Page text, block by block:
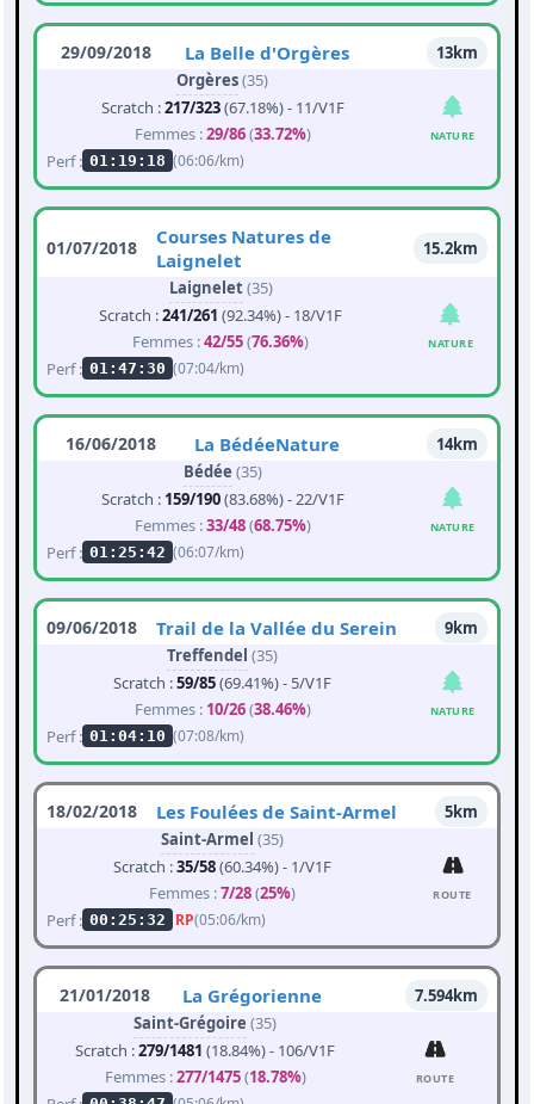
29/09/2018 La Belle d'Orgères
13km
Orgères(35)
Scratch :217/323(67.18%) - 11/V1F
Femmes :29/86(33.72%)
Perf : 01:19:18 (06:06/km)
NATURE
01/07/2018
Courses Natures de
Laignelet
15.2km
Laignelet(35)
Scratch :241/261 (92.34%) - 18/V1F
Femmes :42/55(76.36%)
Perf : 01:47:30 (07:04/km)
NATURE
16/06/2018 La BédéeNature
14km
Bédée (35)
Scratch : 159/190(83.68%) - 22/V1F
Femmes :33/48(68.75%)
Perf : 01:25:42 (06:07/km)
NATURE
09/06/2018 Trail de la Vallée du Serein
9km
Treffendel (35)
Scratch :59/85(69.41%) - 5/V1F
Femmes : 10/26(38.46%)
Perf : 01:04:10 (07:08/km)
NATURE
18/02/2018 Les Foulées de Saint-Armel
5km
Saint-Armel (35)
Scratch :35/58(60.34%) - 1/V1F
Femmes :7/28(25%)
Perf : 00:25:32 RP(05:06/km)
ROUTE
21/01/2018 La Grégorienne
7.594km
Saint-Grégoire (35)
Scratch :279/1481 (18.84%) - 106/V1F
Femmes :277/1475(18.78%)
ROUTE